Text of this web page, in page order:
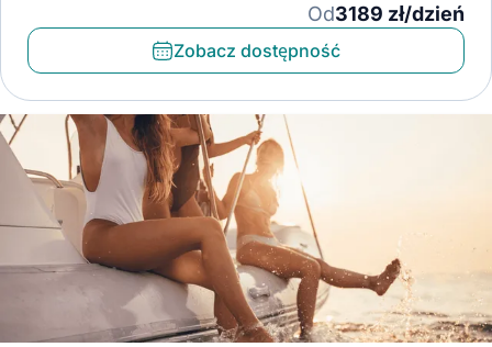
Od3189 zł/dzień
Zobacz dostępność